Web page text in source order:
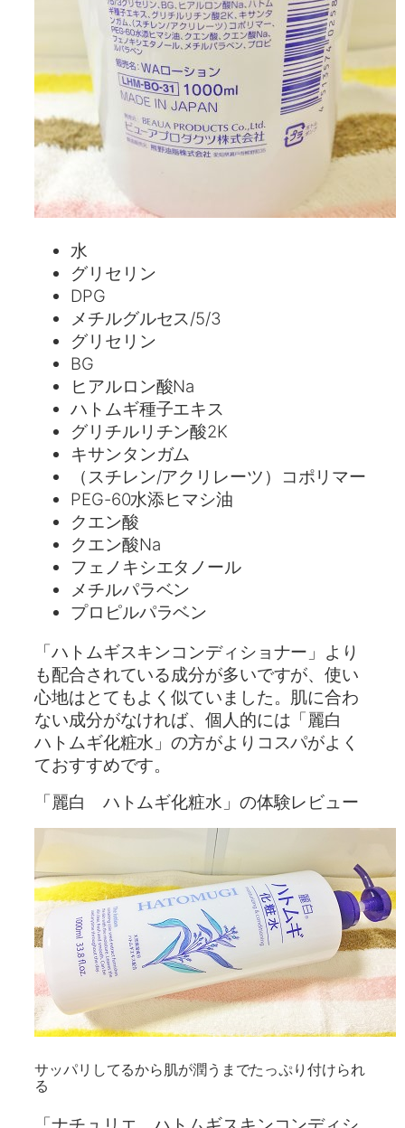
水
グリセリン
DPG
メチルグルセス/5/3
グリセリン
BG
ヒアルロン酸Na
ハトムギ種子エキス
グリチルリチン酸2K
キサンタンガム
（スチレン/アクリレーツ）コポリマー
PEG-60水添ヒマシ油
クエン酸
クエン酸Na
フェノキシエタノール
メチルパラベン
プロピルパラベン
「ハトムギスキンコンディショナー」より
も配合されている成分が多いですが、使い
心地はとてもよく似ていました。肌に合わ
ない成分がなければ、個人的には「麗白
ハトムギ化粧水」の方がよりコスパがよく
ておすすめです。
「麗白 ハトムギ化粧水」の体験レビュー
サッパリしてるから肌が潤うまでたっぷり付けられ
る